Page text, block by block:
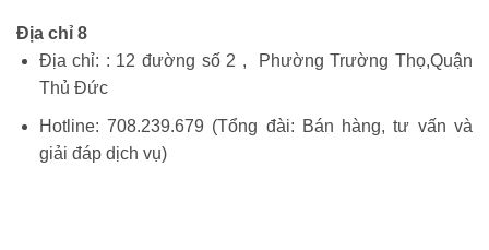
Địa chỉ 8
Địa chỉ: : 12 đường số 2 , Phường Trường Thọ,Quận
Thủ Đức
Hotline: 708.239.679 (Tổng đài: Bán hàng, tư vấn và
giải đáp dịch vụ)